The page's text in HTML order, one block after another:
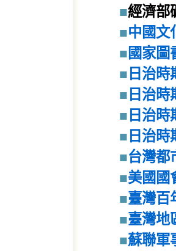
■經濟部
■中國文
■國家圖
■ 日治
■ 日治
■ 日治
■ 日治
■台灣都
■美國國
■臺灣百
■臺灣地
■蘇聯軍